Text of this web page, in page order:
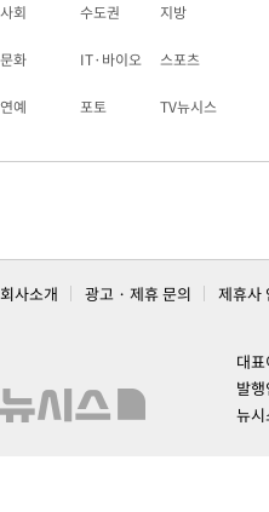
사회 수도권 지방
문화 IT·바이오 스포츠
연예 포토 TV뉴시스
회사소개 광고 · 제휴 문의 제휴사
대
발
뉴